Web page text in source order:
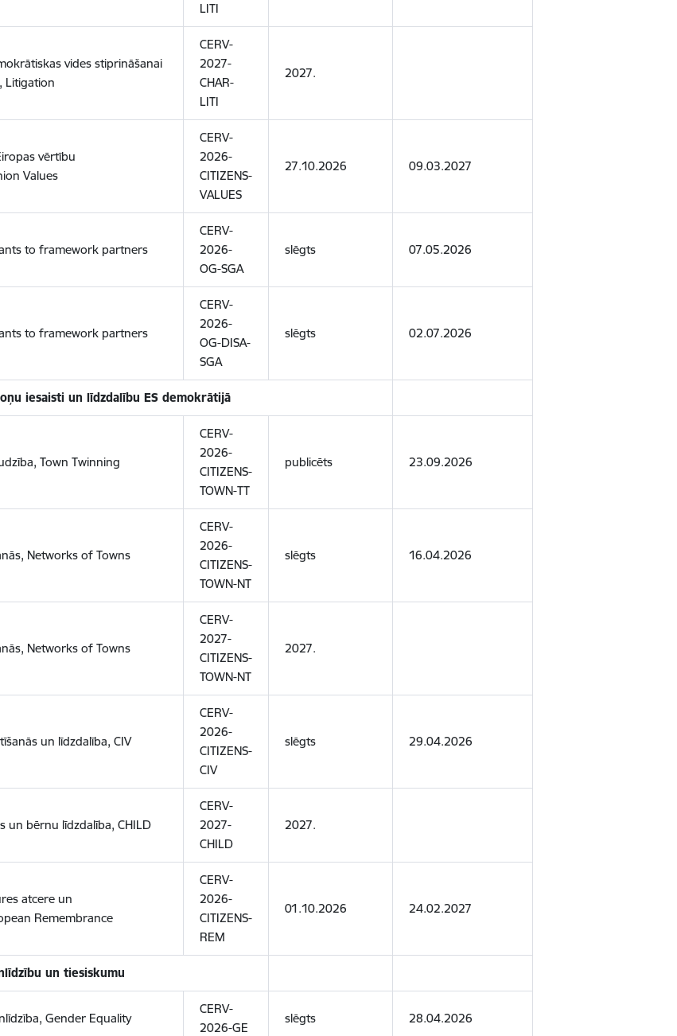
LITI
vides stiprināšanai
Litigation
CERV-
2027-
CHAR-
LITI
2027.
vērtību
Values
CERV-
2026-
CITIZENS-
VALUES
27.10.2026 09.03.2027
to framework partners
CERV-
2026-
OG-SGA
slēgts 07.05.2026
to framework partners
CERV-
2026-
OG-DISA-
SGA
slēgts 02.07.2026
iesaisti un līdzdalību ES demokrātijā
Town Twinning
CERV-
2026-
CITIZENS-
TOWN-TT
publicēts 23.09.2026
Networks of Towns
CERV-
2026-
CITIZENS-
TOWN-NT
slēgts 16.04.2026
Networks of Towns
CERV-
2027-
CITIZENS-
TOWN-NT
2027.
un līdzdalība, CIV
CERV-
2026-
CITIZENS-
CIV
slēgts 29.04.2026
un bērnu līdzdalība, CHILD
CERV-
2027-
CHILD
2027.
atcere un
Remembrance
CERV-
2026-
CITIZENS-
REM
01.10.2026 24.02.2027
un tiesiskumu
Gender Equality
CERV-
2026-GE
slēgts 28.04.2026